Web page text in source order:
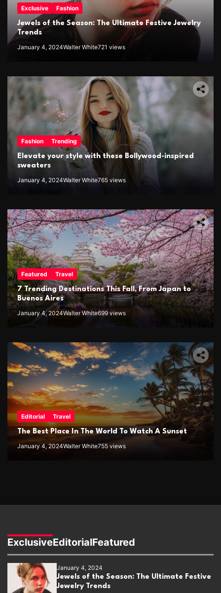
Exclusive Fashion
Jewels of the Season: The Ultimate Festive Jewelry
Trends
January 4, 2024Walter White721 views
Fashion Trending
Elevate your style with these Bollywood-inspired
sweaters
January 4, 2024Walter White765 views
Featured Travel
7 Trending Destinations This Fall, From Japan to
Buenos Aires
January 4, 2024Walter White699 views
Editorial Travel
The Best Place In The World To Watch A Sunset
January 4, 2024Walter White755 views
ExclusiveEditorialFeatured
January 4, 2024
Jewels of the Season: The Ultimate Festive
Jewelry Trends